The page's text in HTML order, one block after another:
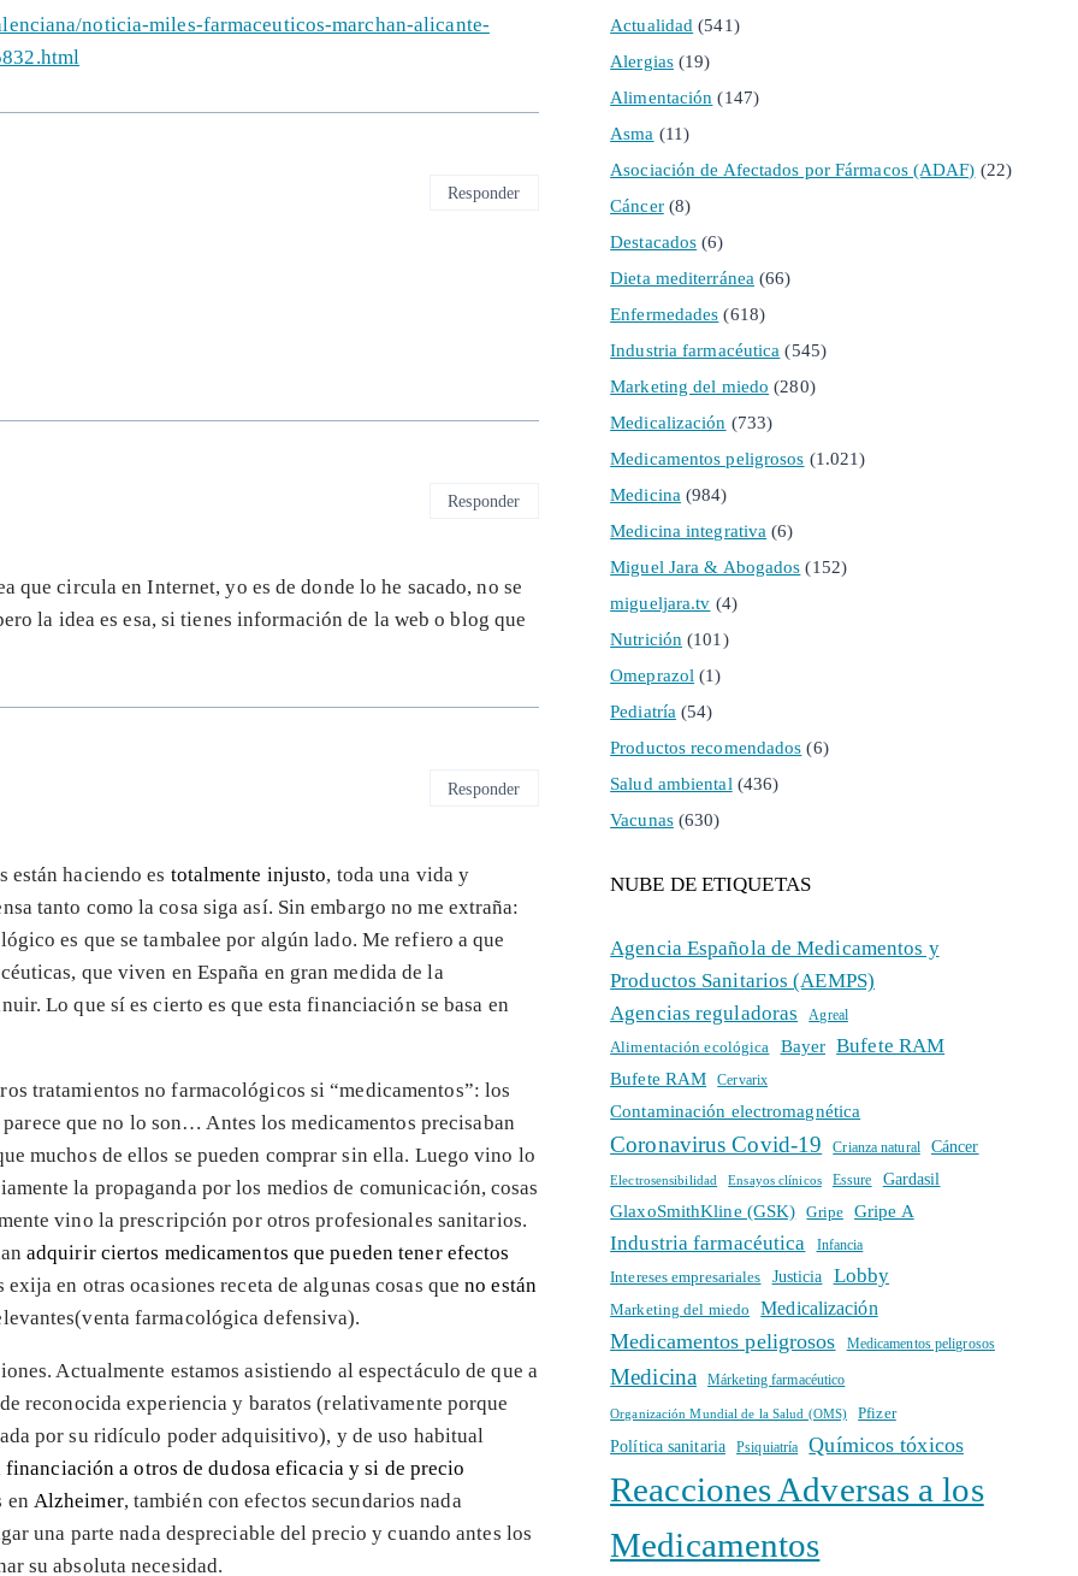
noticia-miles-farmaceuticos-marchan-alicante-
Responder
que circula en Internet, yo es de donde lo he sacado, no se
la idea es esa, si tienes información de la web o blog que
Responder
están haciendo es totalmente injusto, toda una vida y
tanto como la cosa siga así. Sin embargo no me extraña:
es que se tambalee por algún lado. Me refiero a que
que viven en España en gran medida de la
Lo que sí es cierto es que esta financiación se basa en
tratamientos no farmacológicos si “medicamentos”: los
que no lo son… Antes los medicamentos precisaban
muchos de ellos se pueden comprar sin ella. Luego vino lo
la propaganda por los medios de comunicación, cosas
vino la prescripción por otros profesionales sanitarios.
adquirir ciertos medicamentos que pueden tener efectos
en otras ocasiones receta de algunas cosas queno están
farmacológica defensiva).
Actualmente estamos asistiendo al espectáculo de que a
reconocida experiencia y baratos (relativamente porque
por su ridículo poder adquisitivo), y de uso habitual
financiación a otros de dudosa eficacia y si de precio
en Alzheimer, también con efectos secundarios nada
una parte nada despreciable del precio y cuando antes los
su absoluta necesidad.
Responder
Actualidad (541)
Alergias(19)
Alimentación (147)
Asma (11)
Asociación de Afectados por Fármacos (ADAF) (22)
Cáncer(8)
Destacados (6)
Dieta mediterránea (66)
Enfermedades (618)
Industria farmacéutica (545)
Marketing del miedo (280)
Medicalización (733)
Medicamentos peligrosos (1.021)
Medicina (984)
Medicina integrativa (6)
Miguel Jara & Abogados (152)
migueljara.tv (4)
Nutrición (101)
Omeprazol (1)
Pediatría (54)
Productos recomendados (6)
Salud ambiental (436)
Vacunas(630)
NUBE DE ETIQUETAS
Agencia Española de Medicamentos y
Productos Sanitarios (AEMPS)
Agencias reguladoras
Agreal
Alimentación ecológica Bayer Bufete RAM
Bufete RAM Cervarix
Contaminación electromagnética
Coronavirus Covid-19 Crianza natural Cáncer
Electrosensibilidad Ensayos clínicos Essure Gardasil
GlaxoSmithKline (GSK) Gripe Gripe A
Industria farmacéutica Infancia
Intereses empresariales Justicia Lobby
Marketing del miedo Medicalización
Medicamentos peligrosos Medicamentos peligrosos
Medicina Márketing farmacéutico
Organización Mundial de la Salud (OMS) Pfizer
Política sanitaria Psiquiatría Químicos tóxicos
Reacciones Adversas a los
Medicamentos